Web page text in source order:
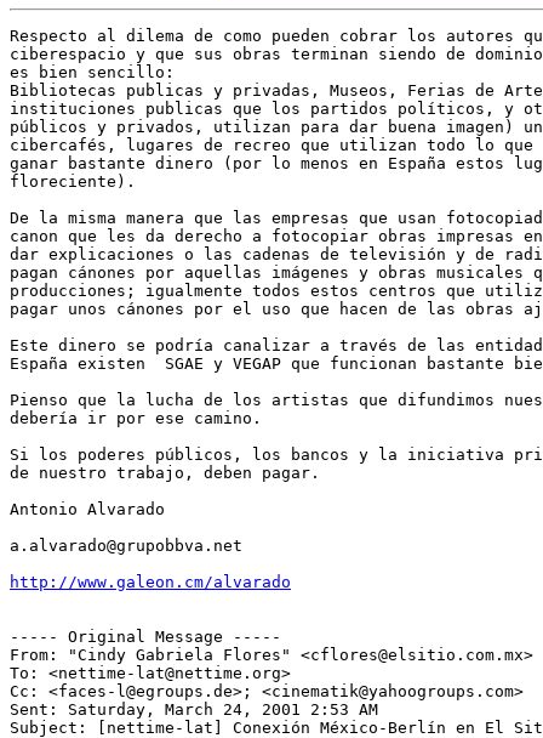
Respecto al dilema de como pueden cobrar los autores
ciberespacio y que sus obras terminan siendo de
es bien sencillo:
Bibliotecas publicas y privadas, Museos, Ferias de
instituciones publicas que los partidos políticos, y
públicos y privados, utilizan para dar buena imagen)
cibercafés, lugares de recreo que utilizan todo lo que
ganar bastante dinero (por lo menos en España estos
floreciente).
De la misma manera que las empresas que usan
canon que les da derecho a fotocopiar obras impresas
dar explicaciones o las cadenas de televisión y de
pagan cánones por aquellas imágenes y obras
producciones; igualmente todos estos centros que
pagar unos cánones por el uso que hacen de las obras
Este dinero se podría canalizar a través de las
España existen  SGAE y VEGAP que funcionan bastante
Pienso que la lucha de los artistas que difundimos
debería ir por ese camino.
Si los poderes públicos, los bancos y la iniciativa
de nuestro trabajo, deben pagar.
Antonio Alvarado
a.alvarado@grupobbva.net
http://www.galeon.cm/alvarado
----- Original Message -----
From: "Cindy Gabriela Flores" <cflores@elsitio.com.mx>
To: <nettime-lat@nettime.org>
Cc: <faces-l@egroups.de>; <cinematik@yahoogroups.com>
Sent: Saturday, March 24, 2001 2:53 AM
Subject: [nettime-lat] Conexión México-Berlín en El